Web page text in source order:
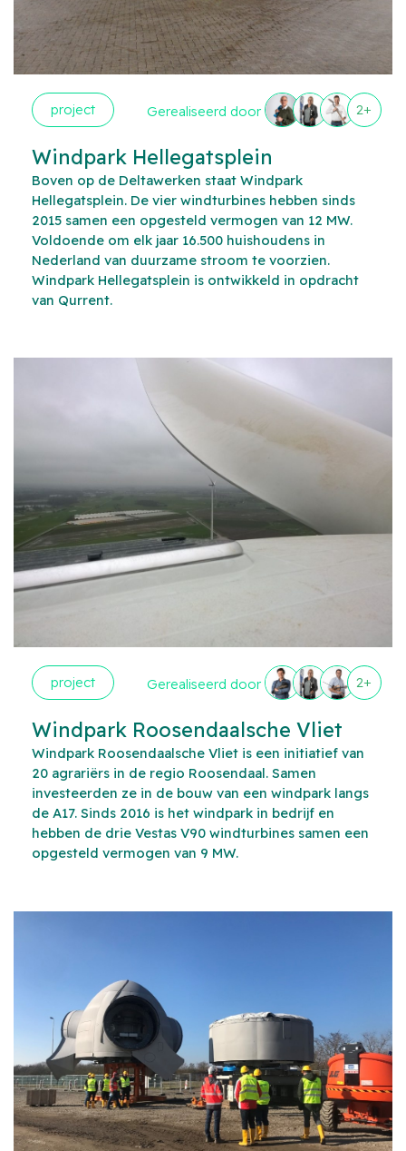
project Gerealiseerd door 2+
Windpark Hellegatsplein
Boven op de Deltawerken staat Windpark
Hellegatsplein. De vier windturbines hebben sinds
2015 samen een opgesteld vermogen van 12 MW.
Voldoende om elk jaar 16.500 huishoudens in
Nederland van duurzame stroom te voorzien.
Windpark Hellegatsplein is ontwikkeld in opdracht
van Qurrent.
project Gerealiseerd door 2+
Windpark Roosendaalsche Vliet
Windpark Roosendaalsche Vliet is een initiatief van
20 agrariërs in de regio Roosendaal. Samen
investeerden ze in de bouw van een windpark langs
de A17. Sinds 2016 is het windpark in bedrijf en
hebben de drie Vestas V90 windturbines samen een
opgesteld vermogen van 9 MW.